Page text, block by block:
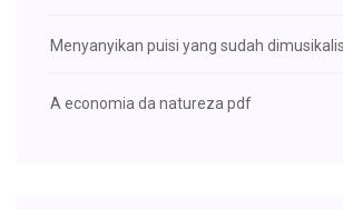
Menyanyikan puisi yang sudah
A economia da natureza pdf